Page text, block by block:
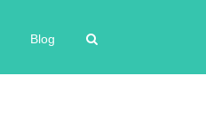
Blog